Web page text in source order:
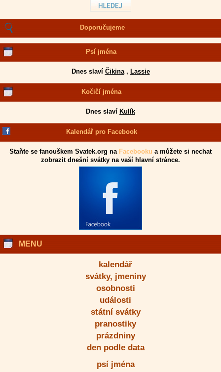
Doporučujeme
Psí jména
Dnes slaví Čikina, Lassie
Kočičí jména
Dnes slaví Kulík
Kalendář pro Facebook
Staňte se fanouškem Svatek.org na Facebooku a můžete si nechat
zobrazit dnešní svátky na vaší hlavní stránce.
MENU
kalendář
svátky, jmeniny
osobnosti
události
státní svátky
pranostiky
prázdniny
den podle data
psí jména